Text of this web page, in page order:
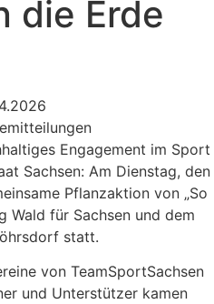
die Erde
Engagement im Sport
Sachsen: Am Dienstag, den
Pflanzaktion von „So
Wald für Sachsen und dem
statt.
von TeamSportSachsen
und Unterstützer kamen